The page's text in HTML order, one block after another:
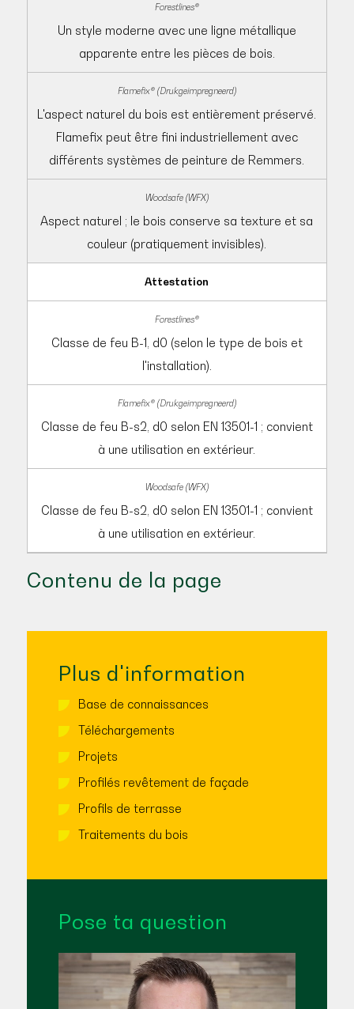
Un style moderne avec une ligne métallique
apparente entre les pièces de bois.
L'aspect naturel du bois est entièrement préservé.
Flamefix peut être fini industriellement avec
différents systèmes de peinture de Remmers.
Aspect naturel ; le bois conserve sa texture et sa
couleur (pratiquement invisibles).
Attestation
Classe de feu B-1, d0 (selon le type de bois et
l'installation).
Classe de feu B-s2, d0 selon EN 13501-1 ; convient
à une utilisation en extérieur.
Classe de feu B-s2, d0 selon EN 13501-1 ; convient
à une utilisation en extérieur.
Contenu de la page
Plus d'information
Base de connaissances
Téléchargements
Projets
Profilés revêtement de façade
Profils de terrasse
Traitements du bois
Pose ta question